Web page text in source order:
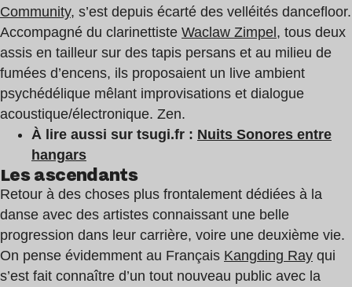
Community, s’est depuis écarté des velléités dancefloor.
Accompagné du clarinettiste Waclaw Zimpel, tous deux
assis en tailleur sur des tapis persans et au milieu de
fumées d’encens, ils proposaient un live ambient
psychédélique mêlant improvisations et dialogue
acoustique/électronique. Zen.
À lire aussi sur tsugi.fr : Nuits Sonores entre
hangars
Les ascendants
Retour à des choses plus frontalement dédiées à la
danse avec des artistes connaissant une belle
progression dans leur carrière, voire une deuxième vie.
On pense évidemment au Français Kangding Ray qui
s’est fait connaître d’un tout nouveau public avec la